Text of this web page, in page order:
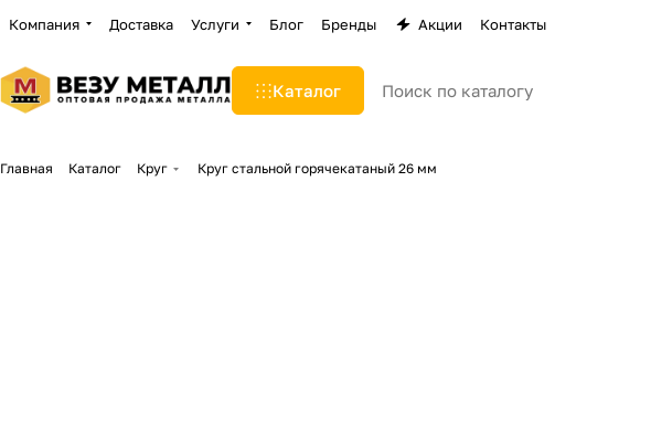
Компания Доставка Услуги Блог Бренды Акции Контакты
Каталог
Главная Каталог Круг Круг стальной горячекатаный 26 мм